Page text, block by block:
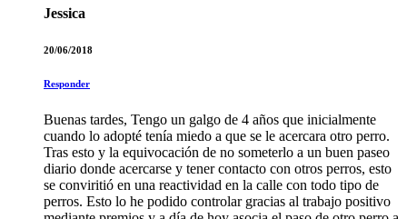
Jessica
20/06/2018
Responder
Buenas tardes, Tengo un galgo de 4 años que inicialmente
cuando lo adopté tenía miedo a que se le acercara otro perro.
Tras esto y la equivocación de no someterlo a un buen paseo
diario donde acercarse y tener contacto con otros perros, esto
se conviritió en una reactividad en la calle con todo tipo de
perros. Esto lo he podido controlar gracias al trabajo positivo